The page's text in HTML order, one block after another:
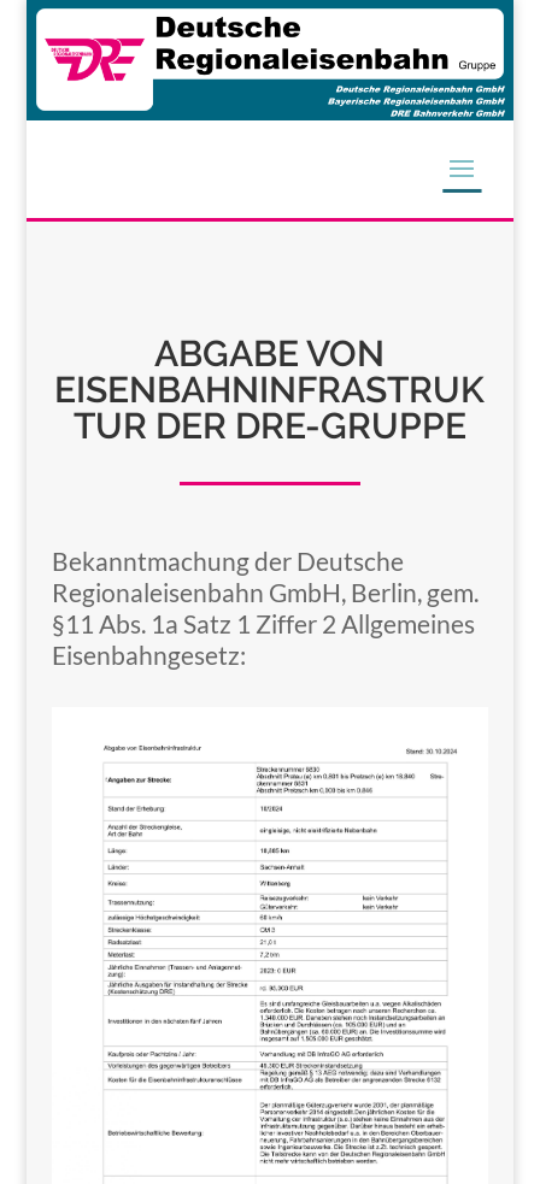
ABGABE VON
EISENBAHNINFRASTRUK
TUR DER DRE-GRUPPE
Bekanntmachung der Deutsche
Regionaleisenbahn GmbH, Berlin, gem.
§11 Abs. 1a Satz 1 Ziffer 2 Allgemeines
Eisenbahngesetz: